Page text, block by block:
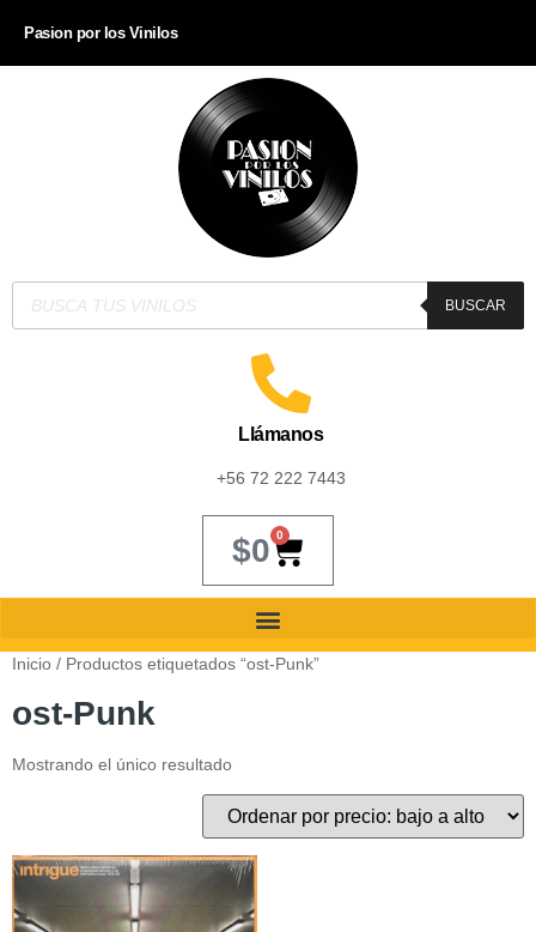
Pasion por los Vinilos
BUSCAR
Llámanos
+56 72 222 7443
$0 0
Inicio / Productos etiquetados “ost-Punk”
ost-Punk
Mostrando el único resultado